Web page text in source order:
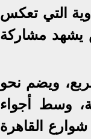
التي تعكس
يشهد مشاركة
يُقام على مساحة تُقدّر بنحو 200 متر مربع، ويضم نحو
وسط أجواء
القاهرة